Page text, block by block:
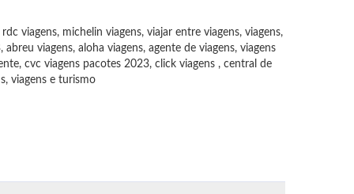
viagens, michelin viagens, viajar entre viagens, viagens,
viagens, aloha viagens, agente de viagens, viagens
cvc viagens pacotes 2023, click viagens , central de
viagens e turismo